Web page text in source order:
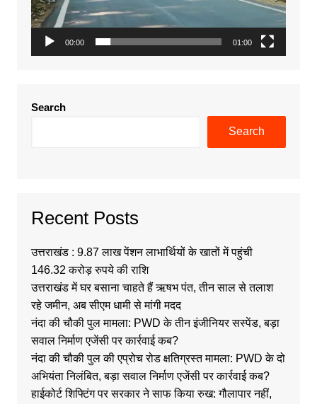
00:00 01:00
Search
Search
Recent Posts
उत्तराखंड : 9.87 लाख पेंशन लाभार्थियों के खातों में पहुंची
146.32 करोड़ रुपये की राशि
उत्तराखंड में घर बसाना चाहते हैं ऋषभ पंत, तीन साल से तलाश
रहे जमीन, अब सीएम धामी से मांगी मदद
नंदा की चौकी पुल मामला: PWD के तीन इंजीनियर सस्पेंड, बड़ा
सवाल निर्माण एजेंसी पर कार्रवाई कब?
नंदा की चौकी पुल की एप्रोच रोड क्षतिग्रस्त मामला: PWD के दो
अभियंता निलंबित, बड़ा सवाल निर्माण एजेंसी पर कार्रवाई कब?
हाईकोर्ट शिफ्टिंग पर सरकार ने साफ किया रुख: गौलापार नहीं,